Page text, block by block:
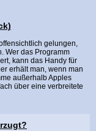
gelungen,
Wer das Programm
kann das Handy für
erhält man, wenn man
außerhalb Apples
über eine verbreitete